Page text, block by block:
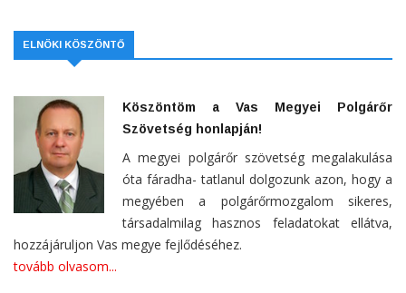
ELNÖKI KÖSZÖNTŐ
Köszöntöm a Vas Megyei Polgárőr
Szövetség honlapján!
A megyei polgárőr szövetség megalakulása
óta fáradha- tatlanul dolgozunk azon, hogy a
megyében a polgárőrmozgalom sikeres,
társadalmilag hasznos feladatokat ellátva,
hozzájáruljon Vas megye fejlődéséhez.
tovább olvasom...